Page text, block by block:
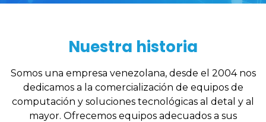
Nuestra historia
Somos una empresa venezolana, desde el 2004 nos
dedicamos a la comercialización de equipos de
computación y soluciones tecnológicas al detal y al
mayor. Ofrecemos equipos adecuados a sus